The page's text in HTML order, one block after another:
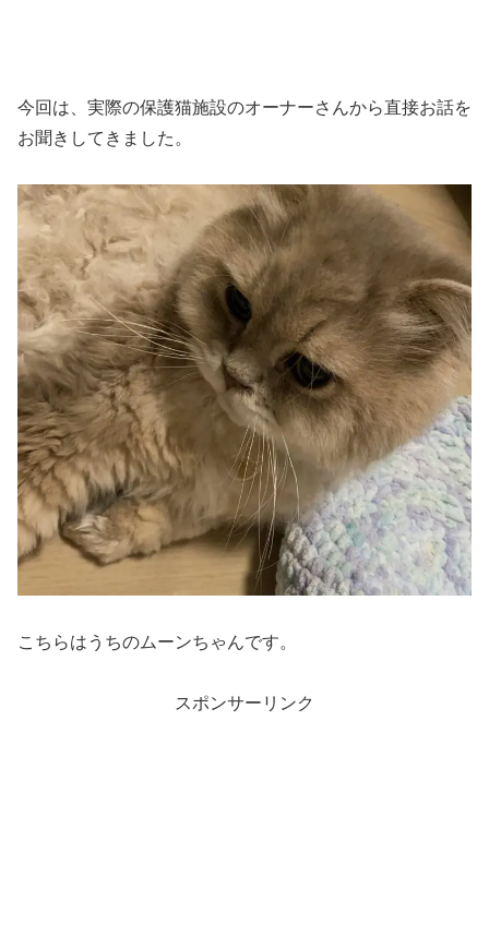
今回は、実際の保護猫施設のオーナーさんから直接お話を
お聞きしてきました。
こちらはうちのムーンちゃんです。
スポンサーリンク